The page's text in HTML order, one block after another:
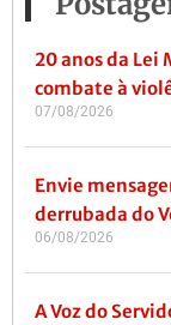
20 anos da Lei
combate à
07/08/2026
Envie
derrubada do
06/08/2026
A Voz do